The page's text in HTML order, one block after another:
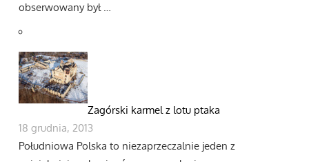
obserwowany był …
Zagórski karmel z lotu ptaka
18 grudnia, 2013
Południowa Polska to niezaprzeczalnie jeden z